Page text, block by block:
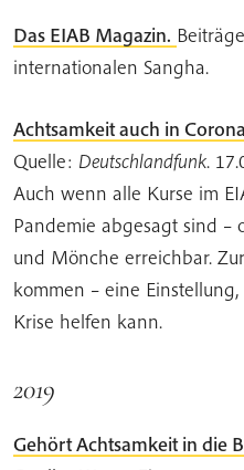
Das EIAB Magazin.
internationalen Sangha.
Achtsamkeit auch in
Quelle: Deutschlandfunk.
Auch wenn alle Kurse im
Pandemie abgesagt sind
und Mönche erreichbar.
kommen – eine
Krise helfen kann.
2019
Gehört Achtsamkeit in die